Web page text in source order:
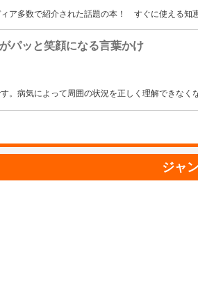
ア多数で紹介された話題の本！ すぐに使える
パッと笑顔になる言葉かけ
。病気によって周囲の状況を正しく理解できなく
ジャ